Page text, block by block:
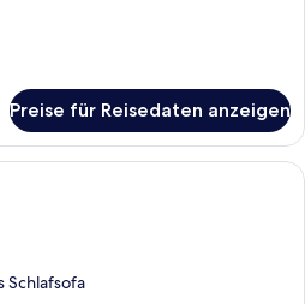
Preise für Reisedaten anzeigen
Ein Hotelzimmer mit einem großen
Schlafsofa